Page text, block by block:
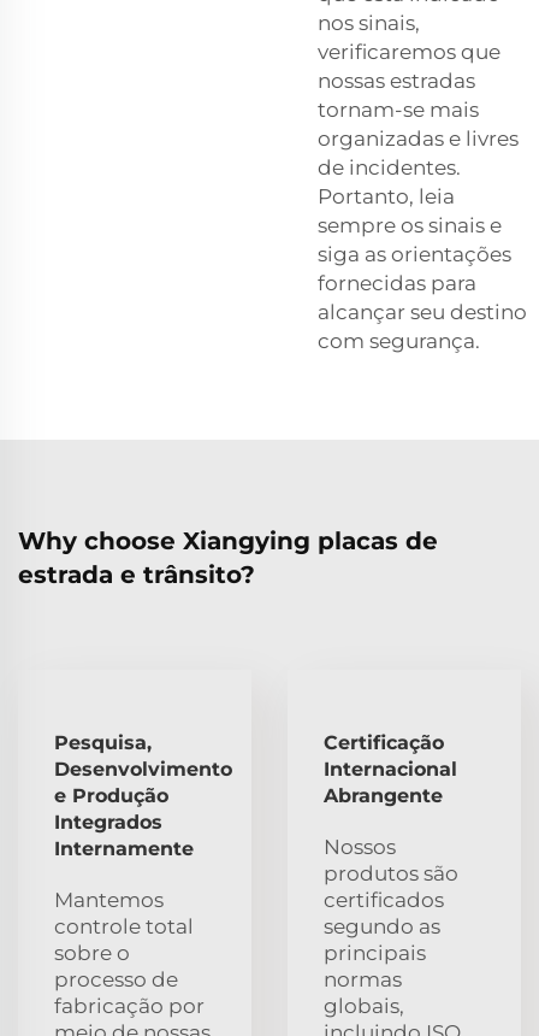
nos sinais,
verificaremos que
nossas estradas
tornam-se mais
organizadas e livres
de incidentes.
Portanto, leia
sempre os sinais e
siga as orientações
fornecidas para
alcançar seu destino
com segurança.
Why choose Xiangying placas de
estrada e trânsito?
Pesquisa,
Desenvolvimento
e Produção
Integrados
Internamente
Mantemos
controle total
sobre o
processo de
fabricação por
Certificação
Internacional
Abrangente
Nossos
produtos são
certificados
segundo as
principais
normas
globais,